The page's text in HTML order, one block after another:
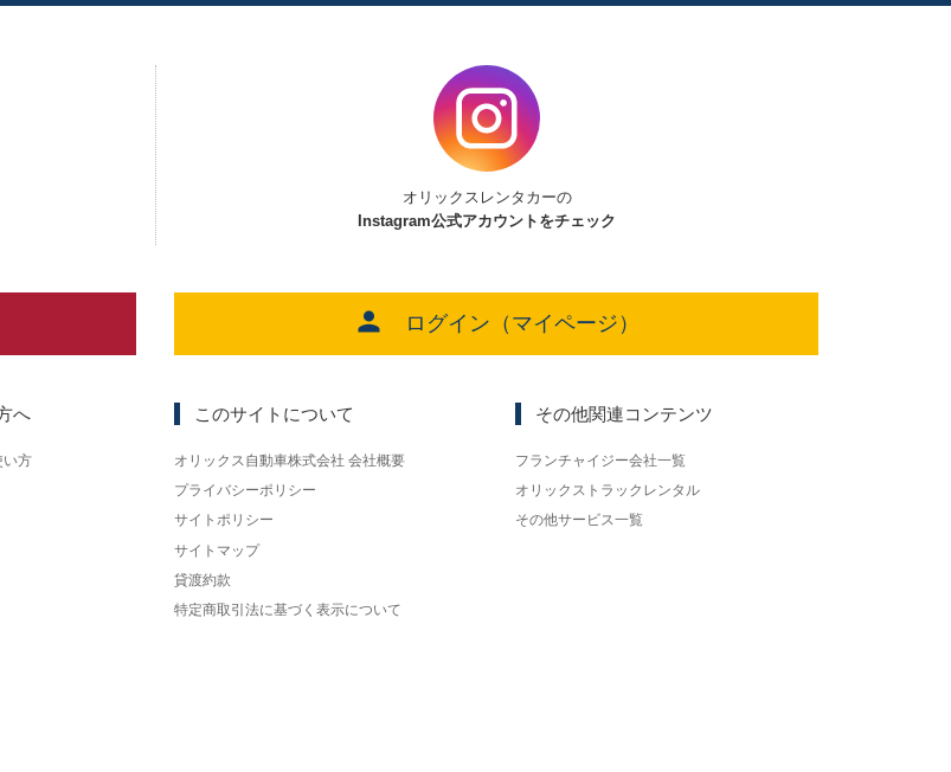
オリックスレンタカーの
Instagram公式アカウントをチェック
ログイン（マイページ）
へ
い方
このサイトについて
オリックス自動車株式会社 会社概要
プライバシーポリシー
サイトポリシー
サイトマップ
貸渡約款
特定商取引法に基づく表示について
その他関連コンテンツ
フランチャイジー会社一覧
オリックストラックレンタル
その他サービス一覧